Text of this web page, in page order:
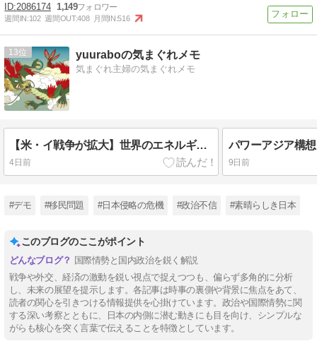
2086174 1,149
週間IN:102 週間OUT:408 月間IN:516
13 yuuraboの気まぐれメモ
気まぐれ主婦の気まぐれメモ
【米・イ戦争が拡大】世界のエネルギー危機が見えた
4日前 9日前
#デモ #移民問題 #日本侵略の危機 #政治不信 #素晴らしき日本
このブログのここがポイント
国際情勢と国内政治を鋭く解説
戦争や外交、経済の激動を鋭い視点で捉えつつも、偏らず多角的に分析
し、未来の展望を提示します。各記事は時事の裏側や背景に焦点をあて、
読者の関心を引きつける情報提供を心掛けています。政治や国際情勢に関
する深い考察とともに、日本の内側に潜む動きにも目を向け、シンプルな
がらも核心を突く言葉で伝えることを特徴としています。